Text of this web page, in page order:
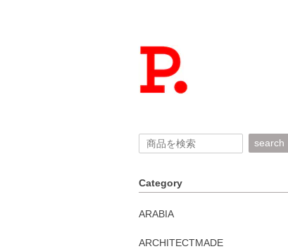
search
Category
ARABIA
ARCHITECTMADE